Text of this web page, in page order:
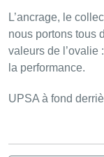
L’ancrage, le
nous portons tous
valeurs de l’ovalie
la performance.
UPSA à fond